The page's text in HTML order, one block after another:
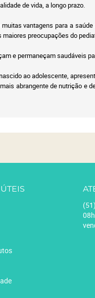
de vida, a longo prazo.
vantagens para a
preocupações do
e permaneçam saudáveis
ao adolescente,
abrangente de nutrição e
(51)